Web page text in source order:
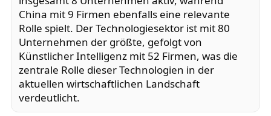
China mit 9 Firmen ebenfalls eine relevante
Rolle spielt. Der Technologiesektor ist mit 80
Unternehmen der größte, gefolgt von
Künstlicher Intelligenz mit 52 Firmen, was die
zentrale Rolle dieser Technologien in der
aktuellen wirtschaftlichen Landschaft
verdeutlicht.